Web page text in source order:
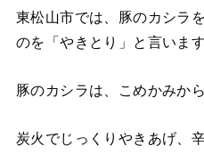
東松山市では、豚のカシラ
のを「やきとり」と言います
豚のカシラは、こめかみか
炭火でじっくりやきあげ、